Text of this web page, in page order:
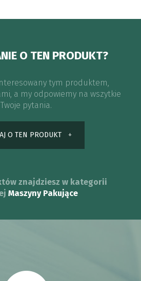
O TEN PRODUKT?
tym produktem,
a my odpowiemy na wszytkie
Twoje pytania.
O TEN PRODUKT
znajdziesz w kategorii
Maszyny Pakujące